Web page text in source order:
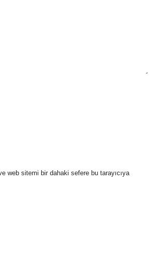
web sitemi bir dahaki sefere bu tarayıcıya